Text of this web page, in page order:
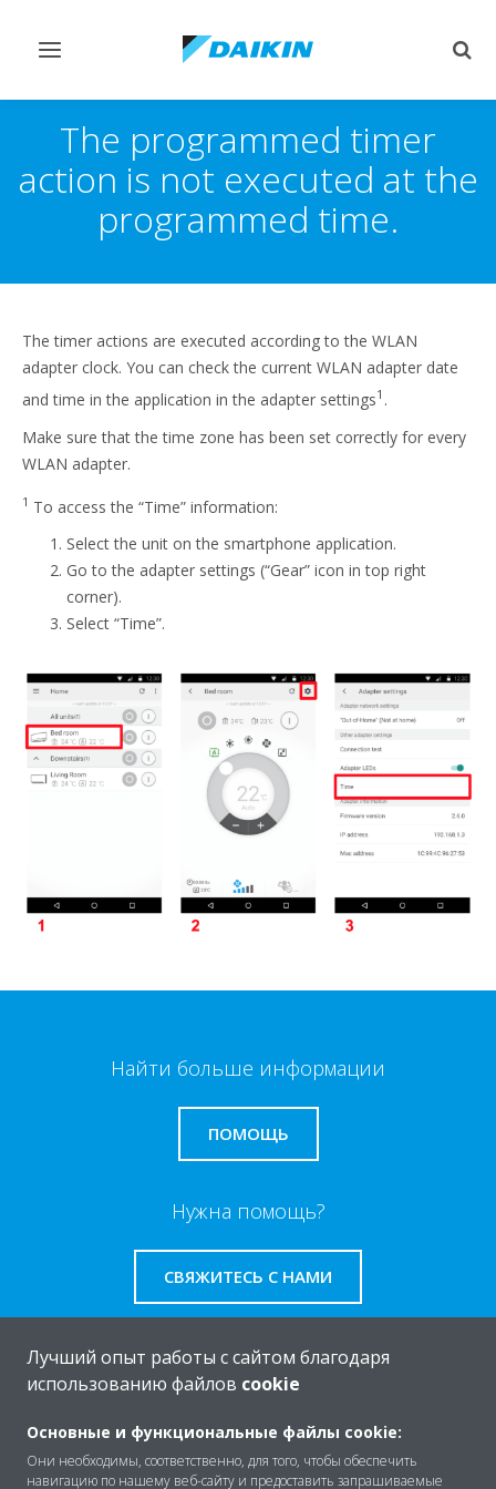
Переключить
The programmed timer
action is not executed at the
programmed time.
The timer actions are executed according to the WLAN
adapter clock. You can check the current WLAN adapter date
and time in the application in the adapter settings1 .
Make sure that the time zone has been set correctly for every
WLAN adapter.
1 To access the “Time” information:
Select the unit on the smartphone application.
Go to the adapter settings (“Gear” icon in top right
corner).
Select “Time”.
Найти больше информации
ПОМОЩЬ
Нужна помощь?
СВЯЖИТЕСЬ С НАМИ
Лучший опыт работы с сайтом благодаря
использованию файлов cookie
Основные и функциональные файлы cookie:
Они необходимы, соответственно, для того, чтобы обеспечить
навигацию по нашему веб-сайту и предоставить запрашиваемые